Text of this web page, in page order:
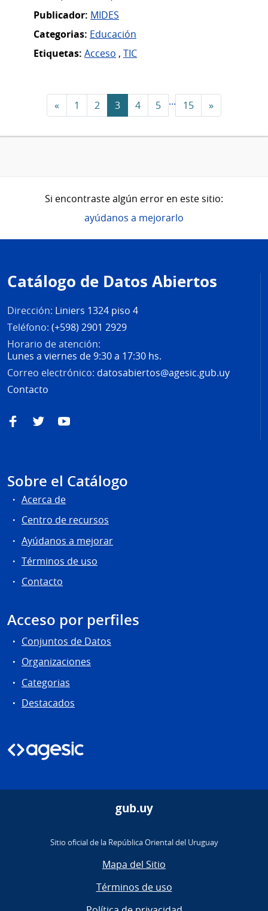
Publicador: MIDES
Categorias: Educación
Etiquetas: Acceso , TIC
« 1 2 3 4 5 ... 15 »
Si encontraste algún error en este sitio:
ayúdanos a mejorarlo
de
página
Catálogo de Datos Abiertos
Dirección: Liniers 1324 piso 4
Teléfono: (+598) 2901 2929
Horario de atención:
Lunes a viernes de 9:30 a 17:30 hs.
Correo electrónico: datosabiertos@agesic.gub.uy
Contacto
FacebookTwitterYouTube
Sobre el Catálogo
Acerca de
Centro de recursos
Ayúdanos a mejorar
Términos de uso
Contacto
Acceso por perfiles
Conjuntos de Datos
Organizaciones
Categorias
Destacados
gub.uy
Sitio oficial de la República Oriental del Uruguay
Mapa del Sitio
Términos de uso